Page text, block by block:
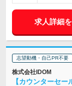
求人詳細
志望動機・自己PR不要
株式会社IDOM
【カウンターセ